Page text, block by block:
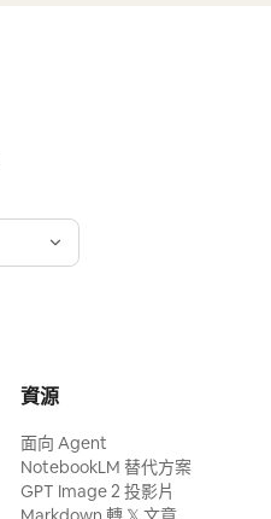
資源
面向 Agent
NotebookLM 替代方案
GPT Image 2 投影片